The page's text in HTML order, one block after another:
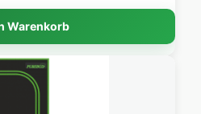
Warenkorb